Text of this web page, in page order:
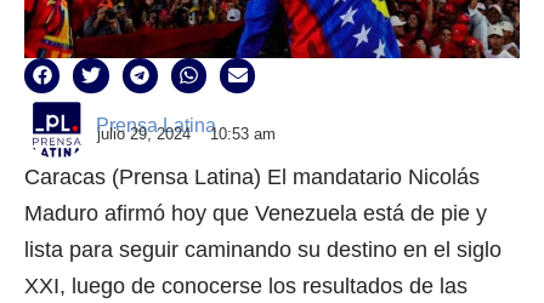
Prensa Latina
julio 29, 2024 10:53 am
Caracas (Prensa Latina) El mandatario Nicolás
Maduro afirmó hoy que Venezuela está de pie y
lista para seguir caminando su destino en el siglo
XXI, luego de conocerse los resultados de las